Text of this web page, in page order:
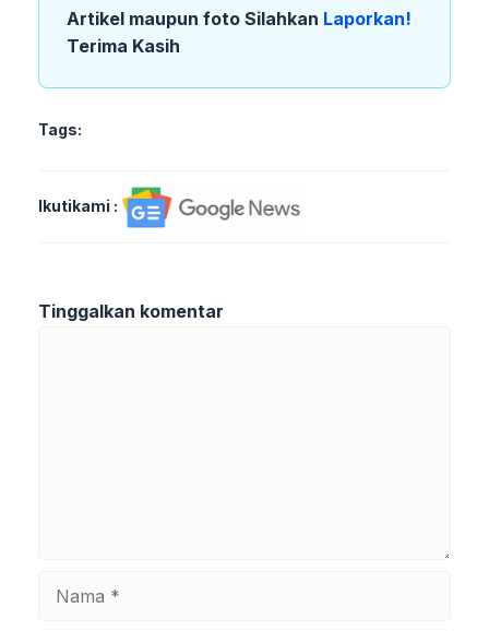
Artikel maupun foto Silahkan Laporkan!
Terima Kasih
Tags:
Ikutikami :
Tinggalkan komentar